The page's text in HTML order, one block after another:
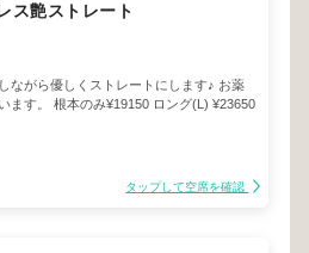
ス艶ストレート
ながら優しくストレートにします♪ お薬
ます。 根本のみ¥19150 ロング(L) ¥23650
タップして空席を確認